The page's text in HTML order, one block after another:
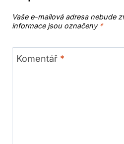
Vaše e-mailová adresa nebude
informace jsou označeny *
Komentář *